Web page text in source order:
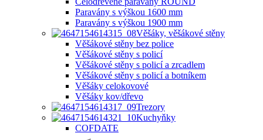
Paravány s výškou 1600 mm
Paravány s výškou 1900 mm
Věšáky, věšákové stěny
Věšákové stěny bez police
Věšákové stěny s policí
Věšákové stěny s policí a zrcadlem
Věšákové stěny s policí a botníkem
Věšáky celokovové
Věšáky kov/dřevo
Trezory
Kuchyňky
COFDATE